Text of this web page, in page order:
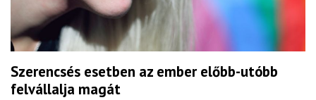
Szerencsés esetben az ember előbb-utóbb
felvállalja magát